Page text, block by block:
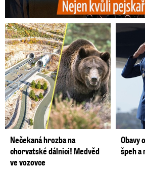
Nečekaná hrozba na
chorvatské dálnici! Medvěd
ve vozovce
Obavy
špeh a